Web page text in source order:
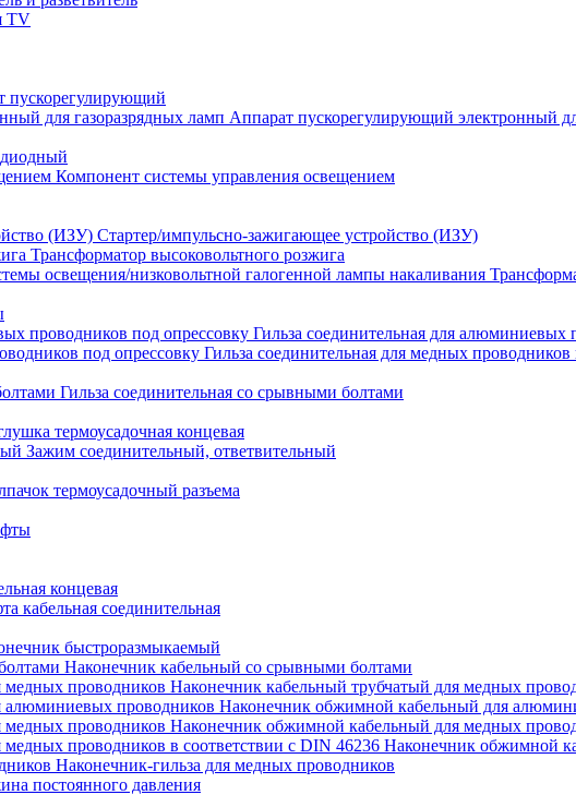
TV
пускорегулирующий
Аппарат пускорегулирующий электронный
Компонент системы управления освещением
Стартер/импульсно-зажигающее устройство (ИЗУ)
Трансформатор высоковольтного розжига
Гильза соединительная для алюминиевых
Гильза соединительная для медных проводников
Гильза соединительная со срывными болтами
термоусадочная концевая
Зажим соединительный, ответвительный
термоусадочный разъема
концевая
кабельная соединительная
быстроразмыкаемый
Наконечник кабельный со срывными болтами
Наконечник кабельный трубчатый для медных
Наконечник обжимной кабельный для
Наконечник обжимной кабельный для медных
Наконечник обжимной
Наконечник-гильза для медных проводников
постоянного давления